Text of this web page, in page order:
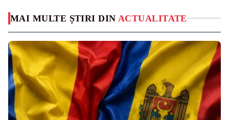
MAI MULTE ȘTIRI DIN ACTUALITATE